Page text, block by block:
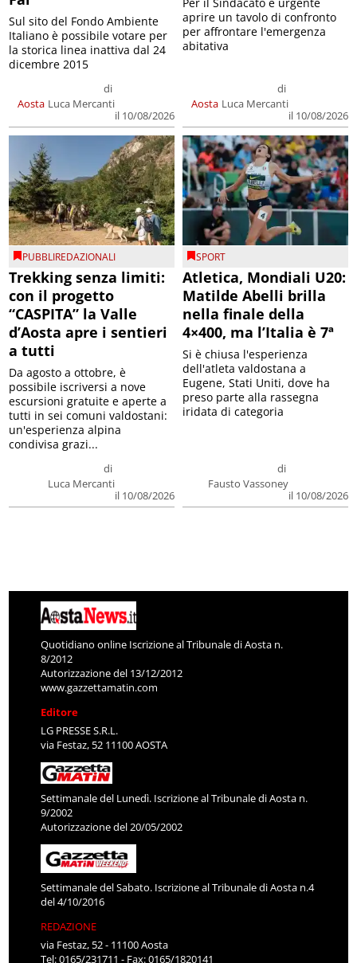
Aosta
di
Luca Mercanti
il 10/08/2026
Sul sito del Fondo Ambiente
Italiano è possibile votare per
la storica linea inattiva dal 24
dicembre 2015
Aosta
di
Luca Mercanti
il 10/08/2026
aprire un tavolo di confronto
per affrontare l'emergenza
abitativa
PUBBLIREDAZIONALI
Trekking senza limiti:
con il progetto
“CASPITA” la Valle
d’Aosta apre i sentieri
a tutti
di
Luca Mercanti
il 10/08/2026
Da agosto a ottobre, è
possibile iscriversi a nove
escursioni gratuite e aperte a
tutti in sei comuni valdostani:
un'esperienza alpina
condivisa grazi...
SPORT
Atletica, Mondiali U20:
Matilde Abelli brilla
nella finale della
4×400, ma l’Italia è 7ª
di
Fausto Vassoney
il 10/08/2026
Si è chiusa l'esperienza
dell'atleta valdostana a
Eugene, Stati Uniti, dove ha
preso parte alla rassegna
iridata di categoria
Quotidiano online Iscrizione al Tribunale di Aosta n.
8/2012
Autorizzazione del 13/12/2012
www.gazzettamatin.com
Editore
LG PRESSE S.R.L.
via Festaz, 52 11100 AOSTA
Settimanale del Lunedì. Iscrizione al Tribunale di Aosta n.
9/2002
Autorizzazione del 20/05/2002
Settimanale del Sabato. Iscrizione al Tribunale di Aosta n.4
del 4/10/2016
REDAZIONE
via Festaz, 52 - 11100 Aosta
Tel: 0165/231711 - Fax: 0165/1820141